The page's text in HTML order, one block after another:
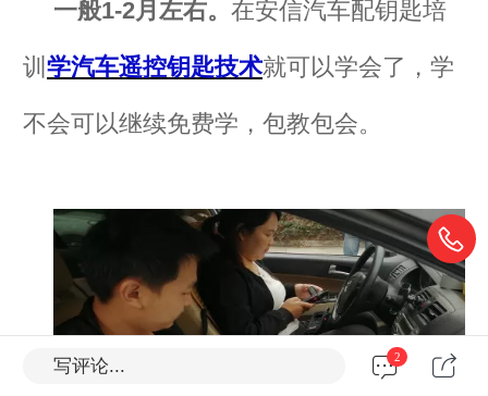
一般1-2月左右。 在安信汽车配钥匙培
训 学汽车遥控钥匙技术就可以学会了，学
不会可以继续免费学，包教包会。
写评论... 2